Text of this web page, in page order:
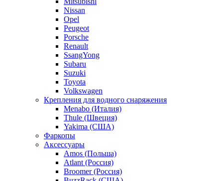
Nissan
Opel
Peugeot
Porsche
Renault
SsangYong
Subaru
Suzuki
Toyota
Volkswagen
Крепления для водного снаряжения
Menabo (Италия)
Thule (Швеция)
Yakima (США)
Фаркопы
Аксессуары
Amos (Польша)
Atlant (Россия)
Broomer (Россия)